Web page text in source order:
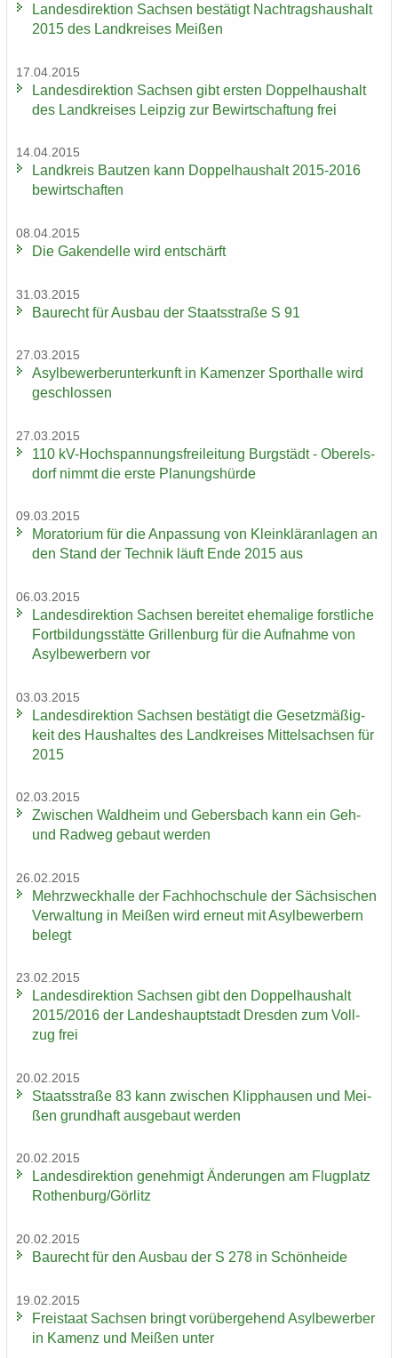
Lan­des­di­rek­ti­on Sach­sen be­stä­tigt Nach­trags­haus­halt
2015 des Land­krei­ses Mei­ßen
17.04.2015
Lan­des­di­rek­ti­on Sach­sen gibt ers­ten Dop­pel­haus­halt
des Land­krei­ses Leip­zig zur Be­wirt­schaf­tung frei
14.04.2015
Land­kreis Baut­zen kann Dop­pel­haus­halt 2015-2016
be­wirt­schaf­ten
08.04.2015
Die Ga­ken­del­le wird ent­schärft
31.03.2015
Bau­recht für Aus­bau der Staats­stra­ße S 91
27.03.2015
Asyl­be­wer­ber­un­ter­kunft in Ka­men­zer Sport­hal­le wird
ge­schlos­sen
27.03.2015
110 kV-​Hochspannungsfreileitung Burg­städt - Ober­els­
dorf nimmt die erste Pla­nungs­hür­de
09.03.2015
Mo­ra­to­ri­um für die An­pas­sung von Klein­klär­an­la­gen an
den Stand der Tech­nik läuft Ende 2015 aus
06.03.2015
Lan­des­di­rek­ti­on Sach­sen be­rei­tet ehe­ma­li­ge forst­li­che
Fort­bil­dungs­stät­te Gril­len­burg für die Auf­nah­me von
Asyl­be­wer­bern vor
03.03.2015
Lan­des­di­rek­ti­on Sach­sen be­stä­tigt die Ge­setz­mä­ßig­
keit des Haus­hal­tes des Land­krei­ses Mit­tel­sach­sen für
2015
02.03.2015
Zwi­schen Wald­heim und Ge­bers­bach kann ein Geh-
und Rad­weg ge­baut wer­den
26.02.2015
Mehr­zweck­hal­le der Fach­hoch­schu­le der Säch­si­schen
Ver­wal­tung in Mei­ßen wird er­neut mit Asyl­be­wer­bern
be­legt
23.02.2015
Lan­des­di­rek­ti­on Sach­sen gibt den Dop­pel­haus­halt
2015/2016 der Lan­des­haupt­stadt Dres­den zum Voll­
zug frei
20.02.2015
Staats­stra­ße 83 kann zwi­schen Klipp­hau­sen und Mei­
ßen grund­haft aus­ge­baut wer­den
20.02.2015
Lan­des­di­rek­ti­on ge­neh­migt Än­de­run­gen am Flug­platz
Ro­then­burg/Gör­litz
20.02.2015
Bau­recht für den Aus­bau der S 278 in Schön­hei­de
19.02.2015
Frei­staat Sach­sen bringt vor­über­ge­hend Asyl­be­wer­ber
in Ka­menz und Mei­ßen unter